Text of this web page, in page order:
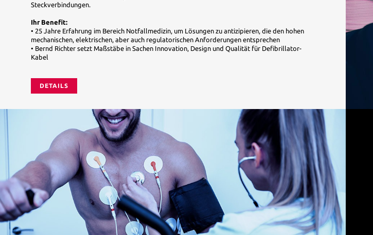
Steckverbindungen.
Ihr Benefit:
• 25 Jahre Erfahrung im Bereich Notfallmedizin, um Lösungen zu antizipieren, die den hohen
mechanischen, elektrischen, aber auch regulatorischen Anforderungen entsprechen
• Bernd Richter setzt Maßstäbe in Sachen Innovation, Design und Qualität für Defibrillator-
Kabel
DETAILS